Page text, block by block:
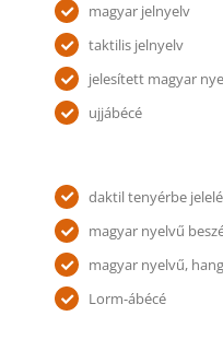
magyar jelnyelv
taktilis jelnyelv
jelesített magyar
ujjábécé
daktil tenyérbe
magyar nyelvű
magyar nyelvű,
Lorm-ábécé